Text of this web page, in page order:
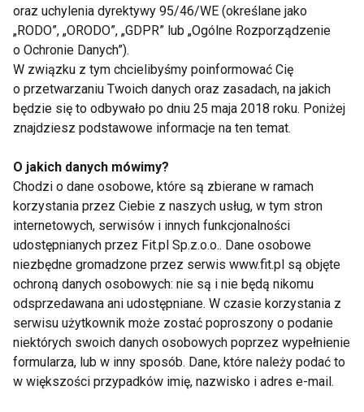
Nie przegap nowości ze
świata FIT!
Wyrażam zgodę na otrzymywanie informacji
handlowej drogą elektroniczną na podany adres e-mail
przez FIT.PL. Więcej informacji znajdziesz w Polityce
Prywatności.
ZAPISZ SIĘ
oraz uchylenia dyrektywy 95/46/WE (określane jako
„RODO”, „ORODO”, „GDPR” lub „Ogólne Rozporządzenie
o Ochronie Danych”).
W związku z tym chcielibyśmy poinformować Cię
o przetwarzaniu Twoich danych oraz zasadach, na jakich
będzie się to odbywało po dniu 25 maja 2018 roku. Poniżej
znajdziesz podstawowe informacje na ten temat.
O jakich danych mówimy?
Chodzi o dane osobowe, które są zbierane w ramach
korzystania przez Ciebie z naszych usług, w tym stron
internetowych, serwisów i innych funkcjonalności
udostępnianych przez Fit.pl Sp.z.o.o.. Dane osobowe
niezbędne gromadzone przez serwis www.fit.pl są objęte
ochroną danych osobowych: nie są i nie będą nikomu
odsprzedawana ani udostępniane. W czasie korzystania z
serwisu użytkownik może zostać poproszony o podanie
niektórych swoich danych osobowych poprzez wypełnienie
formularza, lub w inny sposób. Dane, które należy podać to
w większości przypadków imię, nazwisko i adres e-mail.